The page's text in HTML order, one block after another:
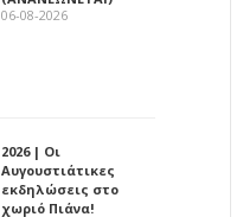
06-08-2026
2026 | Οι
Αυγουστιάτικες
εκδηλώσεις στο
χωριό Πιάνα!